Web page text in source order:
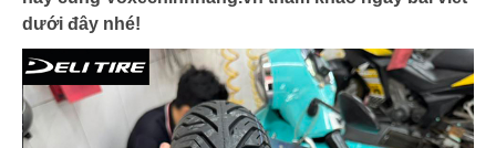
dưới đây nhé!